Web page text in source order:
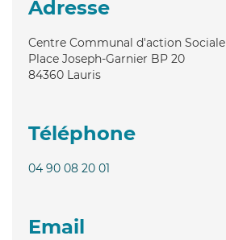
Adresse
Centre Communal d'action Sociale
Place Joseph-Garnier BP 20
84360 Lauris
Téléphone
04 90 08 20 01
Email